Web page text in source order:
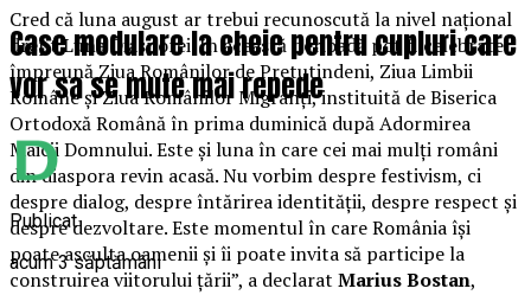
Cred că luna august ar trebui recunoscută la nivel național
drept Luna Diasporei. În această perioadă pot fi celebrate
împreună Ziua Românilor de Pretutindeni, Ziua Limbii
Române și Ziua Românilor Migranți, instituită de Biserica
Ortodoxă Română în prima duminică după Adormirea
Maicii Domnului. Este și luna în care cei mai mulți români
din diaspora revin acasă. Nu vorbim despre festivism, ci
despre dialog, despre întărirea identității, despre respect și
despre dezvoltare. Este momentul în care România își
poate asculta oamenii și îi poate invita să participe la
construirea viitorului țării”, a declarat Marius Bostan,
Case modulare la cheie pentru cupluri care
vor sa se mute mai repede
Publicat
acum 3 săptămâni